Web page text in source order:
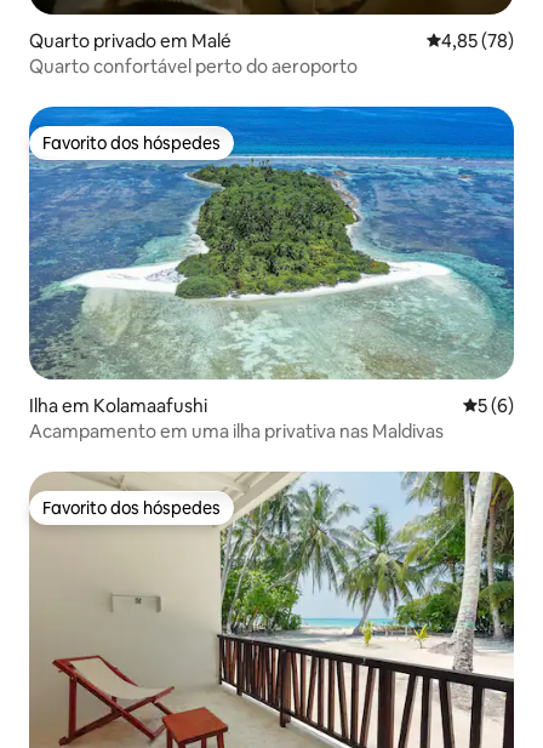
Quarto privado em Malé Classificação
4,85 (78)
Quarto confortável perto do aeroporto
Favorito dos hóspedes
Favorito dos hóspedes
Ilha em Kolamaafushi
5 (6)
Acampamento em uma ilha privativa nas Maldivas
Favorito dos hóspedes
Favorito dos hóspedes